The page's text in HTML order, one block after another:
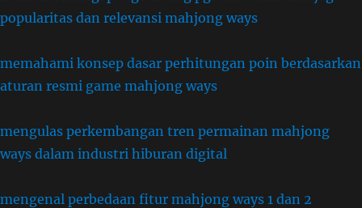
popularitas dan relevansi mahjong ways
memahami konsep dasar perhitungan poin berdasarkan
aturan resmi game mahjong ways
mengulas perkembangan tren permainan mahjong
ways dalam industri hiburan digital
mengenal perbedaan fitur mahjong ways 1 dan 2